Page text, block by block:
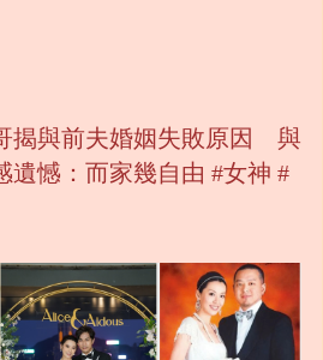
揭與前夫婚姻失敗原因 與
遺憾：而家幾自由 #女神 #